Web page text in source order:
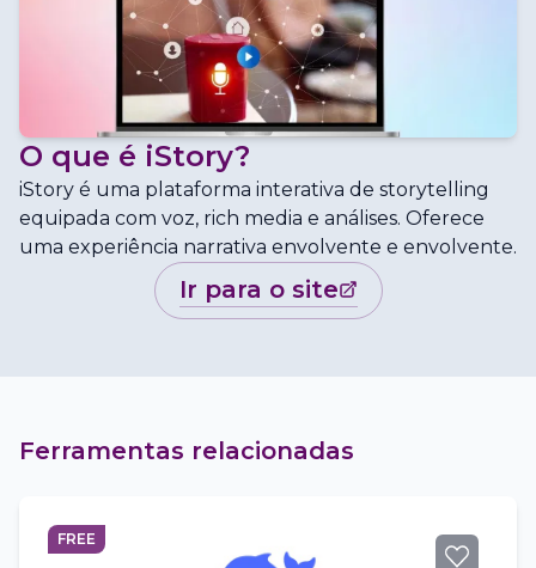
O que é iStory?
iStory é uma plataforma interativa de storytelling
equipada com voz, rich media e análises. Oferece
uma experiência narrativa envolvente e envolvente.
ir para o site
Ferramentas relacionadas
FREE